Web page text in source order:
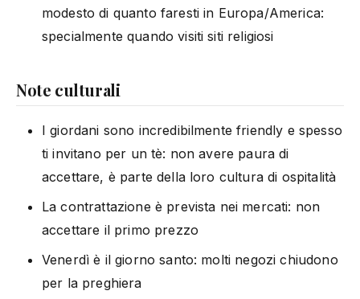
modesto di quanto faresti in Europa/America:
specialmente quando visiti siti religiosi
Note culturali
I giordani sono incredibilmente friendly e spesso
ti invitano per un tè: non avere paura di
accettare, è parte della loro cultura di ospitalità
La contrattazione è prevista nei mercati: non
accettare il primo prezzo
Venerdì è il giorno santo: molti negozi chiudono
per la preghiera